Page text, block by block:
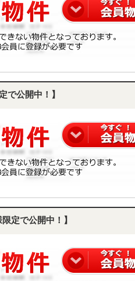
で公開中！】
定で公開中！】